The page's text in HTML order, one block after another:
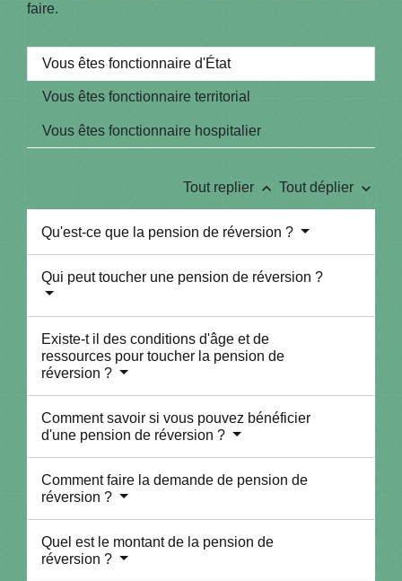
faire.
Vous êtes fonctionnaire d'État
Vous êtes fonctionnaire territorial
Vous êtes fonctionnaire hospitalier
Tout replier keyboard_arrow_up Tout déplier keyboard_arrow_down
Qu'est-ce que la pension de réversion ?
Qui peut toucher une pension de réversion ?
Existe-t il des conditions d'âge et de
ressources pour toucher la pension de
réversion ?
Comment savoir si vous pouvez bénéficier
d'une pension de réversion ?
Comment faire la demande de pension de
réversion ?
Quel est le montant de la pension de
réversion ?